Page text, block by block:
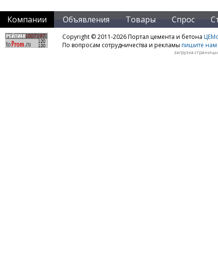
Компании Объявления Товары Спрос
Copyright © 2011-2026 Портал цемента и бетона
По вопросам сотрудничества и рекламы пишите нам
загрузка